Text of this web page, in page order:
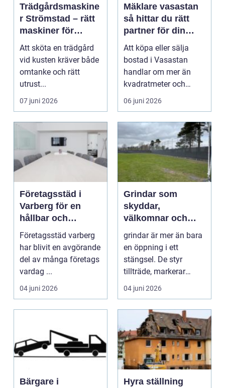
Trädgårdsmaskine
r Strömstad – rätt
maskiner för
enklare
trädgårdsarbete
Att sköta en trädgård
vid kusten kräver både
omtanke och rätt
utrust...
07 juni 2026
Mäklare vasastan
så hittar du rätt
partner för din
bostadsaffär
Att köpa eller sälja
bostad i Vasastan
handlar om mer än
kvadratmeter och
adress. Det handlar
om att...
06 juni 2026
Företagsstäd i
Varberg för en
hållbar och
trivsam
arbetsvardag
Företagsstäd varberg
har blivit en avgörande
del av många företags
vardag ...
04 juni 2026
Grindar som
skyddar,
välkomnar och
formar en säker
utemiljö
grindar är mer än bara
en öppning i ett
stängsel. De styr
tillträde, markerar
gränser och påverkar
h...
04 juni 2026
Bärgare i
Hyra ställning